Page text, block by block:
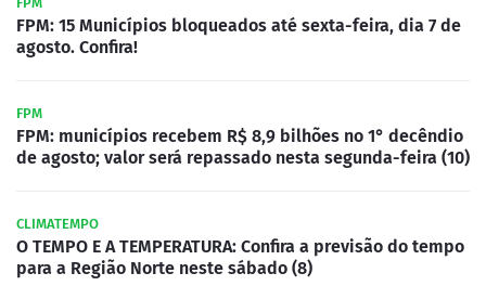
FPM: 15 Municípios bloqueados até sexta-feira, dia 7 de
agosto. Confira!
FPM
FPM: municípios recebem R$ 8,9 bilhões no 1° decêndio
de agosto; valor será repassado nesta segunda-feira (10)
CLIMATEMPO
O TEMPO E A TEMPERATURA: Confira a previsão do tempo
para a Região Norte neste sábado (8)